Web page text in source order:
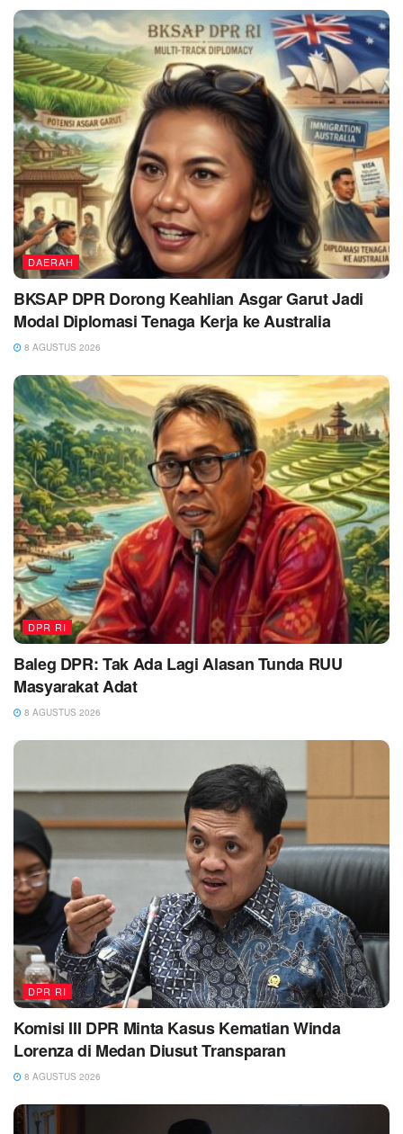
DAERAH
BKSAP DPR Dorong Keahlian Asgar Garut Jadi
Modal Diplomasi Tenaga Kerja ke Australia
8 AGUSTUS 2026
DPR RI
Baleg DPR: Tak Ada Lagi Alasan Tunda RUU
Masyarakat Adat
8 AGUSTUS 2026
DPR RI
Komisi III DPR Minta Kasus Kematian Winda
Lorenza di Medan Diusut Transparan
8 AGUSTUS 2026